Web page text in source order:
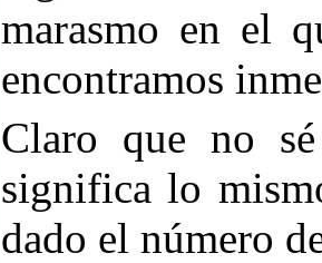
marasmo en el
encontramos
Claro que no
significa lo
dado el número